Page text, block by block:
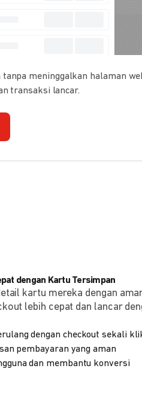
meninggalkan halaman
transaksi lancar.
dengan Kartu Tersimpan
kartu mereka dengan
lebih cepat dan lancar
dengan checkout sekali
pembayaran yang aman
dan membantu konversi